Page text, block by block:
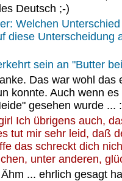
Deutsch ;-)
Welchen
diese Unterscheidung
sein an "Butter
Das war wohl das
konnte. Auch wenn
gesehen wurde ...
Ich übrigens auch,
tut mir sehr leid, daß
das schreckt dich
unter anderen,
... ehrlich gesagt